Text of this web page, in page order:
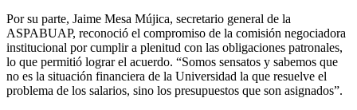
Por su parte, Jaime Mesa Mújica, secretario general de la
ASPABUAP, reconoció el compromiso de la comisión negociadora
institucional por cumplir a plenitud con las obligaciones patronales,
lo que permitió lograr el acuerdo. “Somos sensatos y sabemos que
no es la situación financiera de la Universidad la que resuelve el
problema de los salarios, sino los presupuestos que son asignados”.